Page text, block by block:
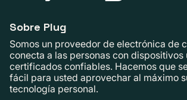
Sobre Plug
Somos un proveedor de electrónica de
conecta a las personas con dispositivos
certificados confiables. Hacemos que
fácil para usted aprovechar al máximo
tecnología personal.